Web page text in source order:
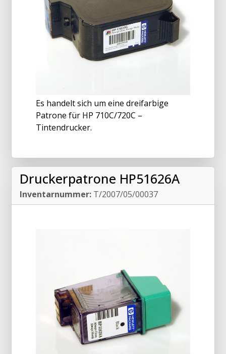
Es handelt sich um eine dreifarbige
Patrone für HP 710C/720C –
Tintendrucker.
Druckerpatrone HP51626A
Inventarnummer: T/2007/05/00037